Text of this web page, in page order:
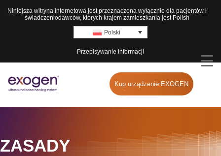
Niniejsza witryna internetowa jest przeznaczona wyłącznie dla pacjentów i
świadczeniodawców, których krajem zamieszkania jest Polish
Polski
Przepisywanie informacji
Kup urządzenie EXOGEN
ZASADY